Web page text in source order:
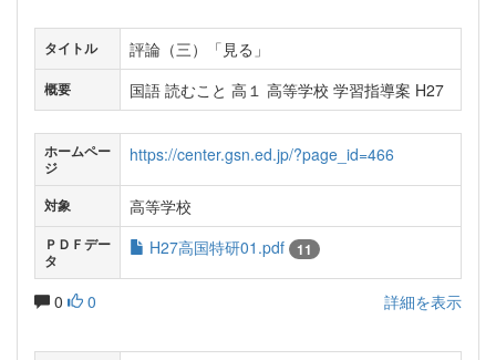
タイトル 評論（三）「見る」
概要 国語 読むこと 高１ 高等学校 学習指導案 H27
ホームペー
ジ
https://center.gsn.ed.jp/?page_id=466
対象 高等学校
ＰＤＦデー
タ
H27高国特研01.pdf 11
0 0 詳細を表示